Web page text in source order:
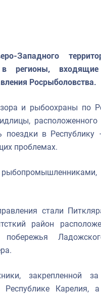
Западного
в регионы,
Росрыболовства.
и рыбоохраны по
расположенного
в Республику
проблемах.
стали
район
побережья
закрепленной
Республике Карелия,